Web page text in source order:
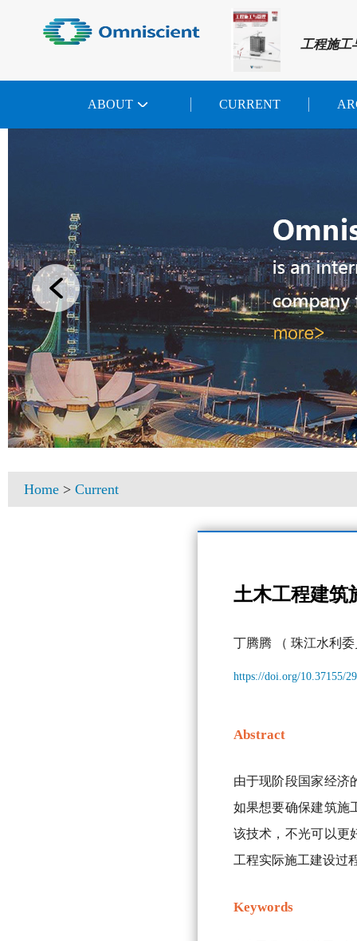
工程施工
ABOUT CURRENT
Home > Current
土木工程建筑
丁腾腾 （ 珠江水利
https://doi.org/10.37155/
Abstract
由于现阶段国家经济
如果想要确保建筑施
该技术，不光可以更
工程实际施工建设过
Keywords